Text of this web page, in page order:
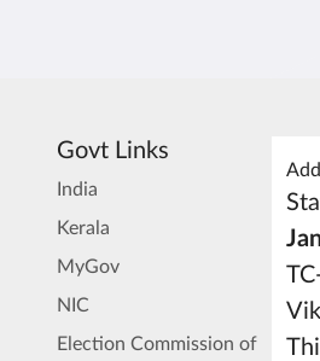
Govt Links
India
Kerala
MyGov
NIC
Election Commission of